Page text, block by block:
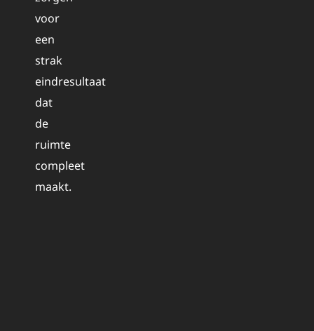
voor
een
strak
eindresultaat
dat
de
ruimte
compleet
maakt.